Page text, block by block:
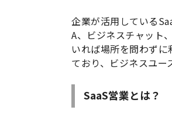
企業が活用している
A、ビジネスチャット
いれば場所を問わず
ており、ビジネスユー
SaaS営業とは？